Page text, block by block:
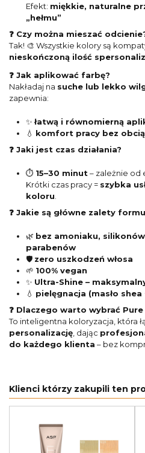
Efekt: miękkie, naturalne
„hełmu”
❓ Czy można mieszać
Tak! 🎨 Wszystkie kolory są
nieskończoną ilość
❓ Jak aplikować farbę?
Nakładaj na suche lub lekko
zapewnia:
✨łatwą i równomierną
💧 komfort pracy bez
❓ Jaki jest czas działania?
⏱️ 15–30 minut– zależnie od
Krótki czas pracy = szybka
koloru
❓ Jakie są główne zalety
🌿 bez amoniaku,
parabenów
🛡️ zero uszkodzeń włosa
🌱 100% vegan
✨ Ultra-Shine –
💧 pielęgnacja (masło
❓ Dlaczego warto wybrać Pure
To inteligentna koloryzacja, która
personalizację, dając
do każdego klienta – bez
Klienci którzy zakupili ten